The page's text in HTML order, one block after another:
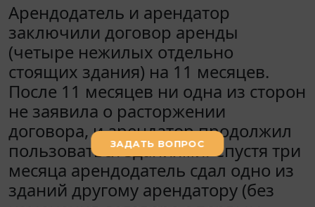
Арендодатель и арендатор
заключили договор аренды
(четыре нежилых отдельно
стоящих здания) на 11 месяцев.
После 11 месяцев ни одна из сторон
не заявила о расторжении
договора, и арендатор продолжил
пользоваться зданиями. Спустя три
месяца арендодатель сдал одно из
зданий другому арендатору (без